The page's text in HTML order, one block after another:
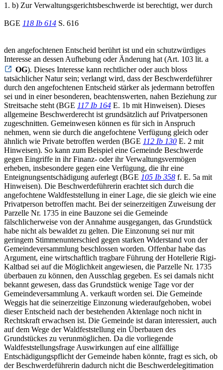
1. b) Zur Verwaltungsgerichtsbeschwerde ist berechtigt, wer durch
BGE 118 Ib 614 S. 616
den angefochtenen Entscheid berührt ist und ein schutzwürdiges
Interesse an dessen Aufhebung oder Änderung hat (Art. 103 lit. a
OG). Dieses Interesse kann rechtlicher oder auch bloss
tatsächlicher Natur sein; verlangt wird, dass der Beschwerdeführer
durch den angefochtenen Entscheid stärker als jedermann betroffen
sei und in einer besonderen, beachtenswerten, nahen Beziehung zur
Streitsache steht (BGE 117 Ib 164 E. 1b mit Hinweisen). Dieses
allgemeine Beschwerderecht ist grundsätzlich auf Privatpersonen
zugeschnitten. Gemeinwesen können es für sich in Anspruch
nehmen, wenn sie durch die angefochtene Verfügung gleich oder
ähnlich wie Private betroffen werden (BGE 112 Ib 130 E. 2 mit
Hinweisen). So kann zum Beispiel eine Gemeinde Beschwerde
gegen Eingriffe in ihr Finanz- oder ihr Verwaltungsvermögen
erheben, insbesondere gegen eine Verfügung, die ihr eine
Enteignungsentschädigung auferlegt (BGE 105 Ib 358 f. E. 5a mit
Hinweisen). Die Beschwerdeführerin erachtet sich durch die
angefochtene Waldfeststellung in einer Lage, die sie gleich wie eine
Privatperson betroffen macht. Bei der seinerzeitigen Zuweisung der
Parzelle Nr. 1735 in eine Bauzone sei die Gemeinde
fälschlicherweise von der Annahme ausgegangen, das Grundstück
habe nicht als bewaldet zu gelten. Die Einzonung sei nur mit
geringem Stimmenunterschied gegen starken Widerstand von der
Gemeindeversammlung beschlossen worden. Offenbar habe das
Argument, eine wirtschaftlich tragbare Führung der Hotellerie Rigi-
Kaltbad sei auf die Möglichkeit angewiesen, die Parzelle Nr. 1735
überbauen zu können, den Ausschlag gegeben. Es sei damals nicht
bekannt gewesen, dass das Grundstück wenige Tage vor der
Gemeindeversammlung A. verkauft worden sei. Die Gemeinde
Weggis hat die seinerzeitige Einzonung wiederaufgehoben, wobei
dieser Entscheid nach der bestehenden Aktenlage noch nicht in
Rechtskraft erwachsen ist. Die Gemeinde ist daran interessiert, auch
auf dem Wege der Waldfeststellung ein Überbauen des
Grundstückes zu verunmöglichen. Da die vorliegende
Waldfeststellungsfrage Auswirkungen auf eine allfällige
Entschädigungspflicht der Gemeinde haben könnte, fragt es sich, ob
der Beschwerdeführerin dadurch nicht die Beschwerdelegitimation